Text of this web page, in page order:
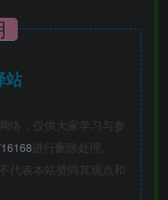
站
络，仅供大家学习与参
进行删除处理。
代表本站赞同其观点和